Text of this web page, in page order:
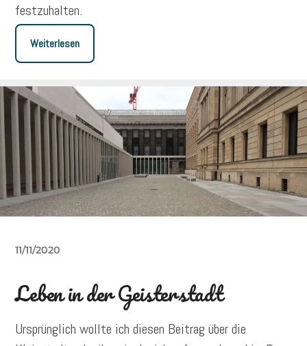
festzuhalten.
Weiterlesen
11/11/2020
Leben in der Geisterstadt
Ursprünglich wollte ich diesen Beitrag über die